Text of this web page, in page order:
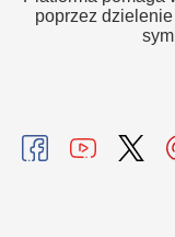
poprzez